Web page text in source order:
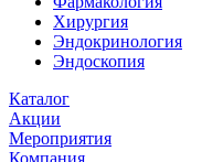
Хирургия
Эндокринология
Эндоскопия
Каталог
Акции
Мероприятия
Компания